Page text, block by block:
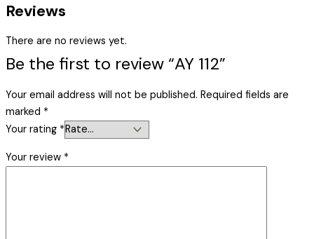
Reviews
There are no reviews yet.
Be the first to review “AY 112”
Your email address will not be published. Required fields are
marked *
Your rating *
Your review *